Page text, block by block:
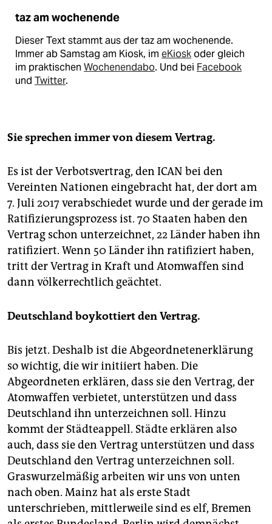
taz am wochenende
Dieser Text stammt aus der taz am wochenende.
Immer ab Samstag am Kiosk, im eKioskoder gleich
im praktischen Wochenendabo. Und bei Facebook
und Twitter.
Sie sprechen immer von diesem Vertrag.
Es ist der Verbotsvertrag, den ICAN bei den
Vereinten Nationen eingebracht hat, der dort am
7. Juli 2017 verabschiedet wurde und der gerade im
Ratifizierungsprozess ist. 70 Staaten haben den
Vertrag schon unterzeichnet, 22 Länder haben ihn
ratifiziert. Wenn 50 Länder ihn ratifiziert haben,
tritt der Vertrag in Kraft und Atomwaffen sind
dann völkerrechtlich geächtet.
Deutschland boykottiert den Vertrag.
Bis jetzt. Deshalb ist die Abgeordnetenerklärung
so wichtig, die wir initiiert haben. Die
Abgeordneten erklären, dass sie den Vertrag, der
Atomwaffen verbietet, unterstützen und dass
Deutschland ihn unterzeichnen soll. Hinzu
kommt der Städteappell. Städte erklären also
auch, dass sie den Vertrag unterstützen und dass
Deutschland den Vertrag unterzeichnen soll.
Graswurzelmäßig arbeiten wir uns von unten
nach oben. Mainz hat als erste Stadt
unterschrieben, mittlerweile sind es elf, Bremen